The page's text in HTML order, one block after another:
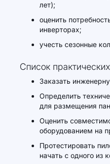
лет);
оценить
инверторах;
учесть сезонные
Список
Заказать
Определить
для размещения
Оценить
оборудованием на
Протестировать
начать с одного из